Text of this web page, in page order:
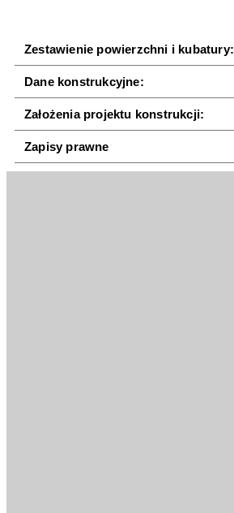
Zestawienie powierzchni i kubatury:
Dane konstrukcyjne:
Założenia projektu konstrukcji:
Zapisy prawne